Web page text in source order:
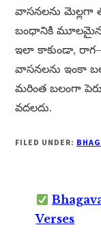
వాసనలను మెల్లగా
బంధానికి మూలమైన
ఇలా కాకుండా,
వాసనలను ఇంకా
మరింత బలంగా
వదలదు.
FILED UNDER:
Verses